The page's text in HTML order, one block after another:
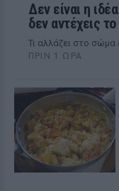
Δεν είναι η
δεν αντέχεις
Τι αλλάζει στο σώμα
ΠΡΙΝ 1 ΏΡΑ